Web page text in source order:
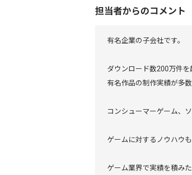
担当者からのコメント
有名企業の子会社です。
ダウンロード数200万件を
有名作品の制作実績が多数
コンシューマーゲーム、
ゲームに対するノウハウ
ゲーム業界で実績を積み